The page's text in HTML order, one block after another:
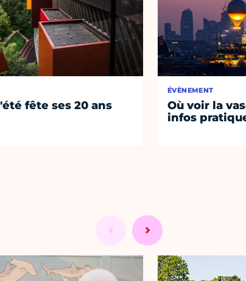
fête ses 20 ans
ÉVÈNEMENT
Où voir la
infos